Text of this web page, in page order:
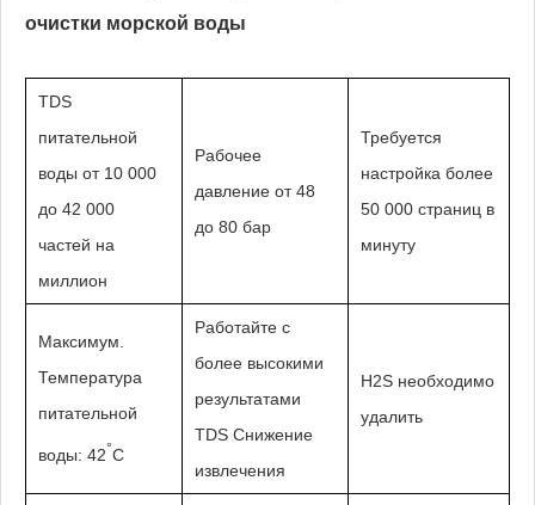
очистки морской воды
TDS
питательной
воды от 10 000
до 42 000
частей на
миллион
Рабочее
давление от 48
до 80 бар
Требуется
настройка более
50 000 страниц в
минуту
Максимум.
Температура
питательной
воды: 42°C
Работайте с
более высокими
результатами
TDS Снижение
извлечения
H2S необходимо
удалить